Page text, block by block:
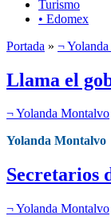
Turismo
• Edomex
Portada » ¬
Llama el
¬ Yolanda Montalvo
Yolanda Montalvo
Secretarios
¬ Yolanda Montalvo